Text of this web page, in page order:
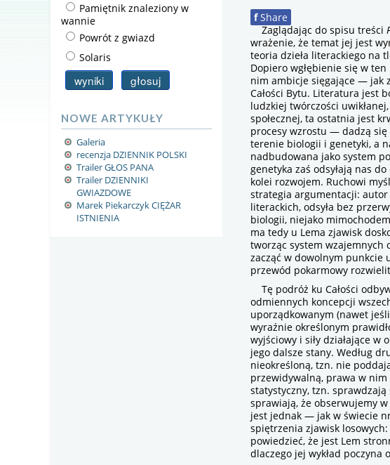
Pamiętnik znaleziony w
wannie
Powrót z gwiazd
Solaris
NOWE ARTYKUŁY
Galeria
recenzja DZIENNIK POLSKI
Trailer GŁOS PANA
Trailer DZIENNIKI
GWIAZDOWE
Marek Piekarczyk CIĘŻAR
ISTNIENIA
f Share
Zaglądając do spisu treści
wrażenie, że temat jej jest
teoria dzieła literackiego na
Dopiero wgłębienie się w
nim ambicje sięgające — jak
Całości Bytu. Literatura jest
ludzkiej twórczości
społecznej, ta ostatnia jest
procesy wzrostu — dadzą się
terenie biologii i genetyki, a
nadbudowana jako system
genetyka zaś odsyłają nas
kolei rozwojem. Ruchowi
strategia argumentacji:
literackich, odsyła bez
biologii, niejako
ma tedy u Lema zjawisk
tworząc system wzajemnych
zacząć w dowolnym
przewód pokarmowy
Tę podróż ku Całości
odmiennych koncepcji
uporządkowanym (nawet
wyraźnie określonym
wyjściowy i siły działające
jego dalsze stany. Według
nieokreśloną, tzn. nie
przewidywalną, prawa w
statystyczny, tzn.
sprawiają, że obserwujemy
jest jednak — jak w świecie
spiętrzenia zjawisk
powiedzieć, że jest Lem
dlaczego jej wykład poczyna